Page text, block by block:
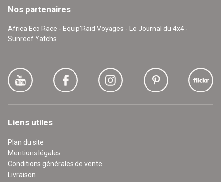
Nos partenaires
Africa Eco Race - Equip'Raid Voyages - Le Journal du 4x4 -
Sunreef Yatchs
Liens utiles
Plan du site
Mentions légales
Conditions générales de vente
Livraison